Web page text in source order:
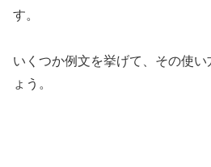
す。
いくつか例文を挙げて、その使
ょう。